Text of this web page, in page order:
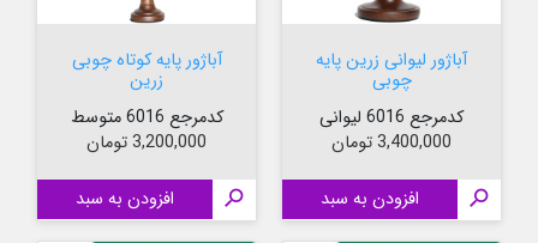
آباژور لیوانی زرین پایه
چوبی
کدمرجع 6016 لیوانی
قیمت
3,400,000 تومان
 افزودن به سبد
آباژور پایه کوتاه چوبی
زرین
کدمرجع 6016 متوسط
قیمت
3,200,000 تومان
 افزودن به سبد